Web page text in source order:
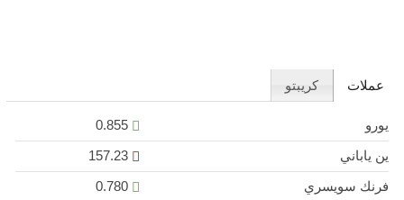
عملات كريبتو
يورو
0.855
ين ياباني
157.23
فرنك سويسري
0.780